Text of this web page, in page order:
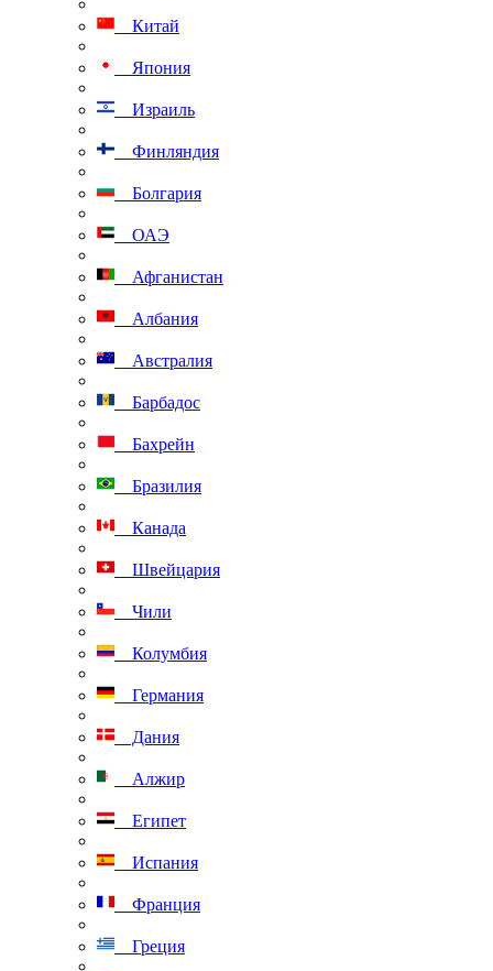
Китай
Япония
Израиль
Финляндия
Болгария
ОАЭ
Афганистан
Албания
Австралия
Барбадос
Бахрейн
Бразилия
Канада
Швейцария
Чили
Колумбия
Германия
Дания
Алжир
Египет
Испания
Франция
Греция